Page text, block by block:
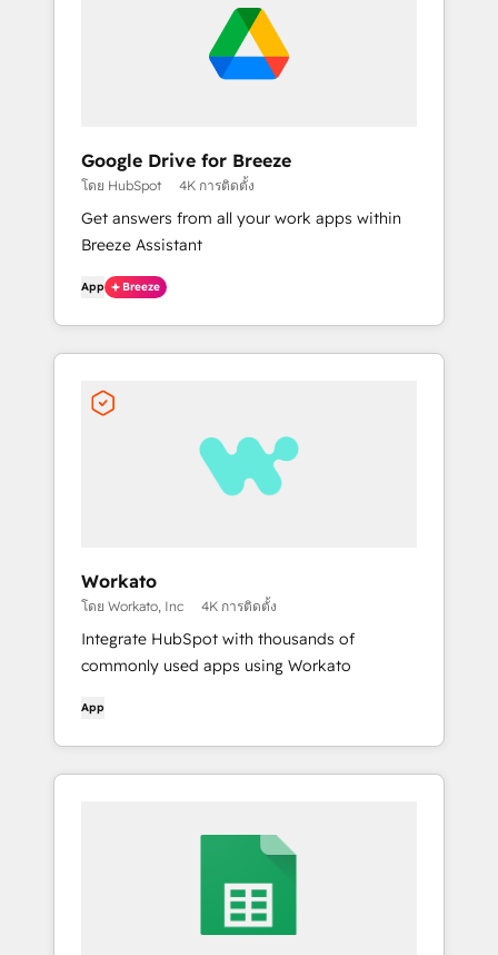
Google Drive for Breeze
โดย HubSpot 4K การติดตั้ง
Get answers from all your work apps within
Breeze Assistant
App Breeze
Workato
โดย Workato, Inc 4K การติดตั้ง
Integrate HubSpot with thousands of
commonly used apps using Workato
App